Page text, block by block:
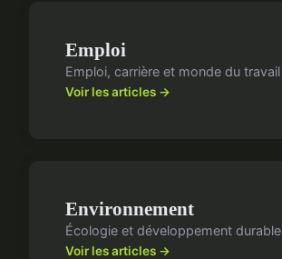
Emploi
Emploi, carrière et monde du travail
Voir les articles →
Environnement
Écologie et développement durable
Voir les articles →